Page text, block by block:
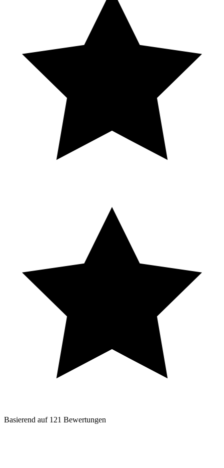
Basierend auf 121 Bewertungen